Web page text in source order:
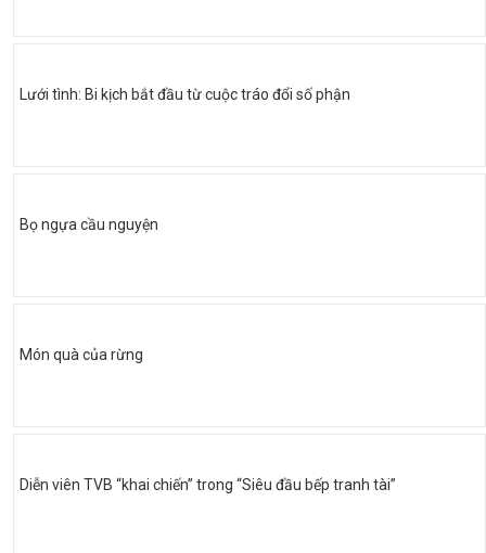
Lưới tình: Bi kịch bắt đầu từ cuộc tráo đổi số phận
Bọ ngựa cầu nguyện
Món quà của rừng
Diễn viên TVB “khai chiến” trong “Siêu đầu bếp tranh tài”